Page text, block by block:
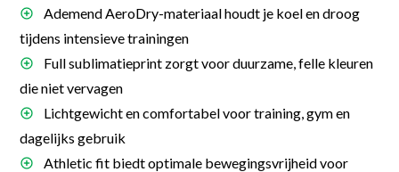
Ademend AeroDry-materiaal houdt je koel en droog
tijdens intensieve trainingen
Full sublimatieprint zorgt voor duurzame, felle kleuren
die niet vervagen
Lichtgewicht en comfortabel voor training, gym en
dagelijks gebruik
Athletic fit biedt optimale bewegingsvrijheid voor